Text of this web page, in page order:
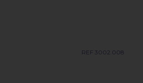
REF 3002.008